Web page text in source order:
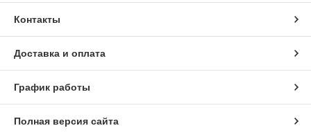
Контакты
Доставка и оплата
График работы
Полная версия сайта